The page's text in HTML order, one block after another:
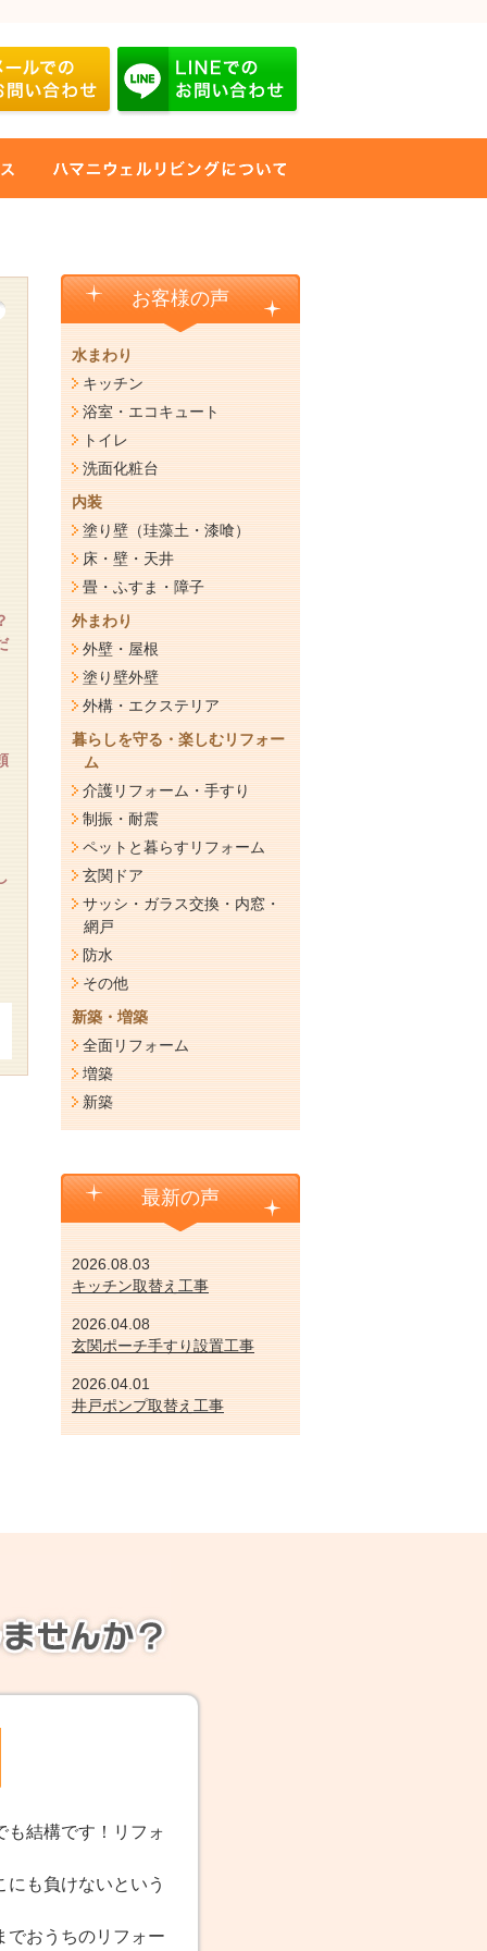
お客様の声
水まわり
キッチン
浴室・エコキュート
トイレ
洗面化粧台
内装
塗り壁（珪藻土・漆喰）
床・壁・天井
畳・ふすま・障子
外まわり
外壁・屋根
塗り壁外壁
外構・エクステリア
暮らしを守る・楽しむリフォー
ム
介護リフォーム・手すり
制振・耐震
ペットと暮らすリフォーム
玄関ドア
サッシ・ガラス交換・内窓・
網戸
防水
その他
新築・増築
全面リフォーム
増築
新築
最新の声
2026.08.03
キッチン取替え工事
2026.04.08
玄関ポーチ手すり設置工事
2026.04.01
井戸ポンプ取替え工事
も結構です！リフォ
も負けないという
でおうちのリフォー